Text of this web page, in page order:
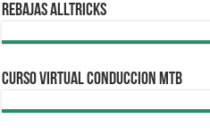
REBAJAS ALLTRICKS
CURSO VIRTUAL CONDUCCION MTB